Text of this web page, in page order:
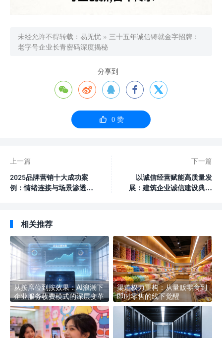
未经允许不得转载： 易无忧 » 三十五年诚信铸就金字招牌：
老字号企业长青密码深度揭秘
分享到
    
 0赞
上一篇
2025品牌营销十大成功案
例：情绪连接与场景渗透的
下一篇
以诚信经营赋能高质量发
展：建筑企业诚信建设典范
相关推荐
从按席位到按效果：AI浪潮下
企业服务收费模式的深层变革
渠道权力重构：从量贩零食到
即时零售的线下觉醒